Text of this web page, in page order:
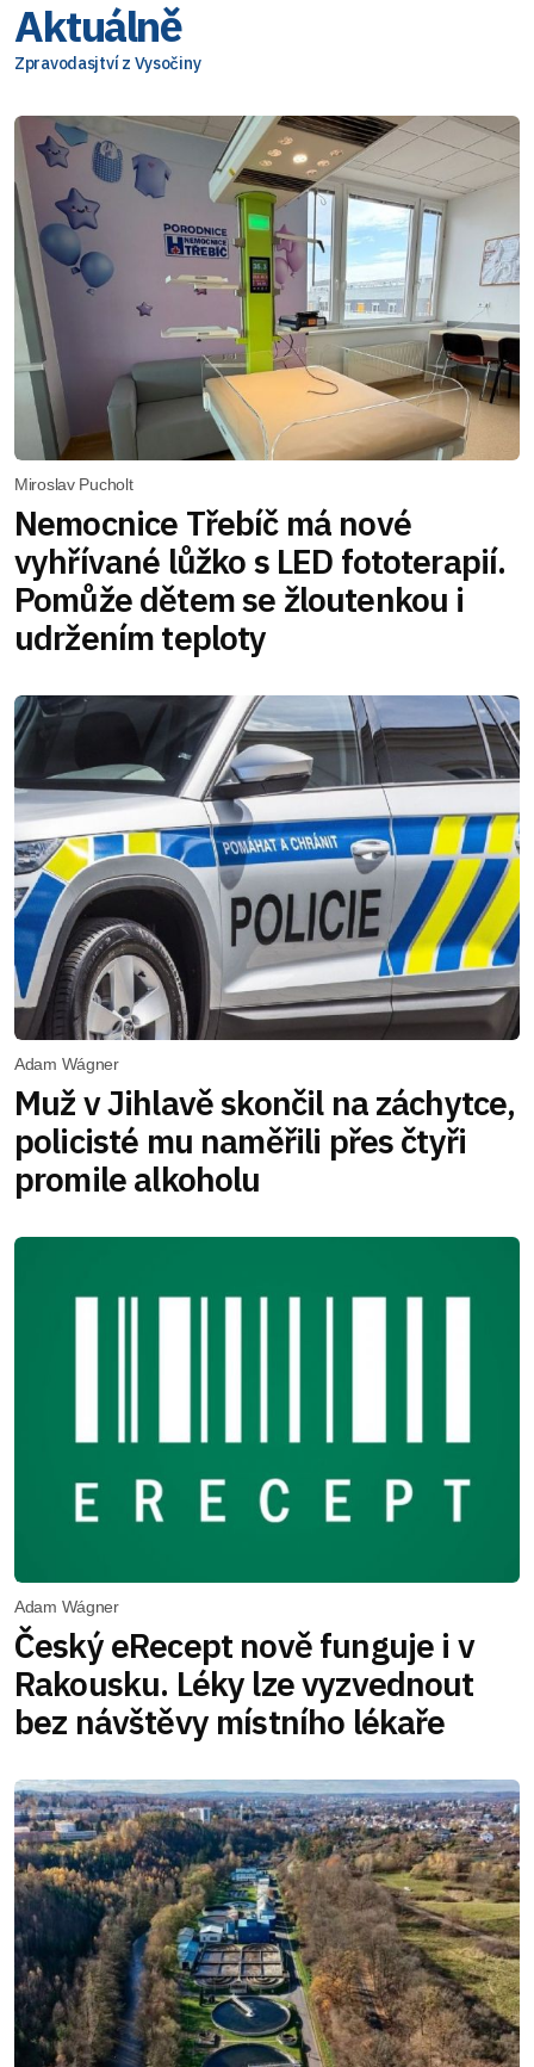
Aktuálně
Zpravodasjtví z Vysočiny
Miroslav Pucholt
Nemocnice Třebíč má nové
vyhřívané lůžko s LED fototerapií.
Pomůže dětem se žloutenkou i
udržením teploty
Adam Wágner
Muž v Jihlavě skončil na záchytce,
policisté mu naměřili přes čtyři
promile alkoholu
Adam Wágner
Český eRecept nově funguje i v
Rakousku. Léky lze vyzvednout
bez návštěvy místního lékaře